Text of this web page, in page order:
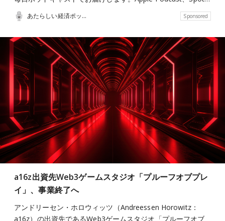
あたらしい経済ポッドキャスト Sponsored
a16z出資先Web3ゲームスタジオ「プルーフオブプレ
イ」、事業終了へ
アンドリーセン・ホロウィッツ（Andreessen Horowitz：
a16z）の出資先であるWeb3ゲームスタジオ「プルーフオブ